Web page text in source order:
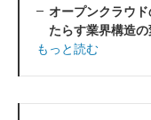
オープンクラウ
たらす業界構造
もっと読む